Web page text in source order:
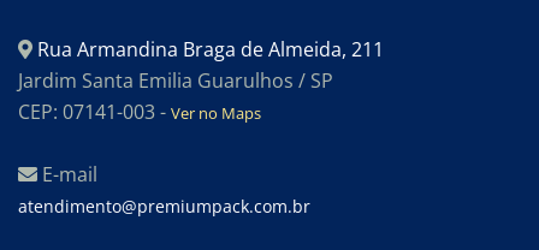
SACOS PEBD
SACOS PEAD
Rua Armandina Braga de Almeida, 211
Jardim Santa Emilia Guarulhos / SP
CEP: 07141-003 - Ver no Maps
E-mail
atendimento@premiumpack.com.br